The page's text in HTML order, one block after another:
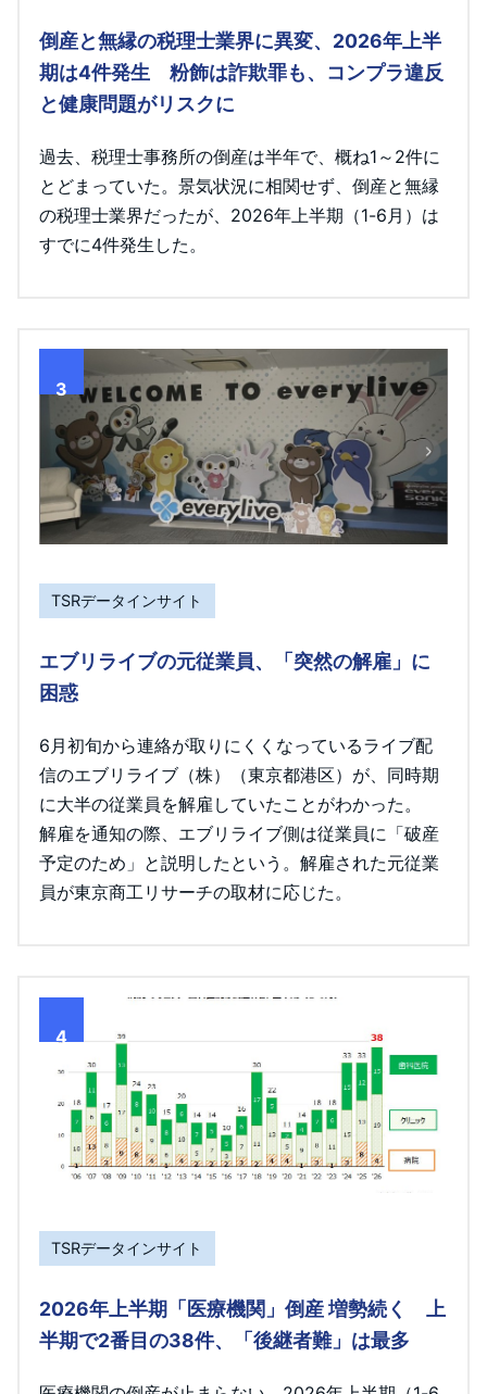
倒産と無縁の税理士業界に異変、2026年上半
期は4件発生 粉飾は詐欺罪も、コンプラ違反
と健康問題がリスクに
過去、税理士事務所の倒産は半年で、概ね1～2件に
とどまっていた。景気状況に相関せず、倒産と無縁
の税理士業界だったが、2026年上半期（1-6月）は
すでに4件発生した。
3
TSRデータインサイト
エブリライブの元従業員、「突然の解雇」に
困惑
6月初旬から連絡が取りにくくなっているライブ配
信のエブリライブ（株）（東京都港区）が、同時期
に大半の従業員を解雇していたことがわかった。
解雇を通知の際、エブリライブ側は従業員に「破産
予定のため」と説明したという。解雇された元従業
員が東京商工リサーチの取材に応じた。
4
TSRデータインサイト
2026年上半期「医療機関」倒産 増勢続く 上
半期で2番目の38件、「後継者難」は最多